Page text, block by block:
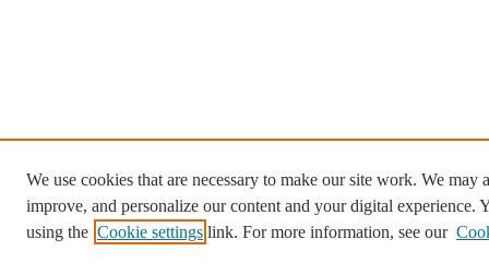
We use cookies that are necessary to make our site work. We may
improve, and personalize our content and your digital experience.
using the Cookie settings link. For more information, see our